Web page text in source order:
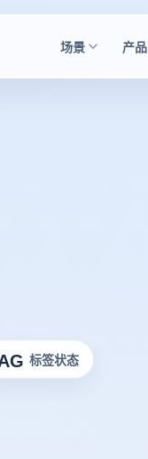
场景 产品
标签状态